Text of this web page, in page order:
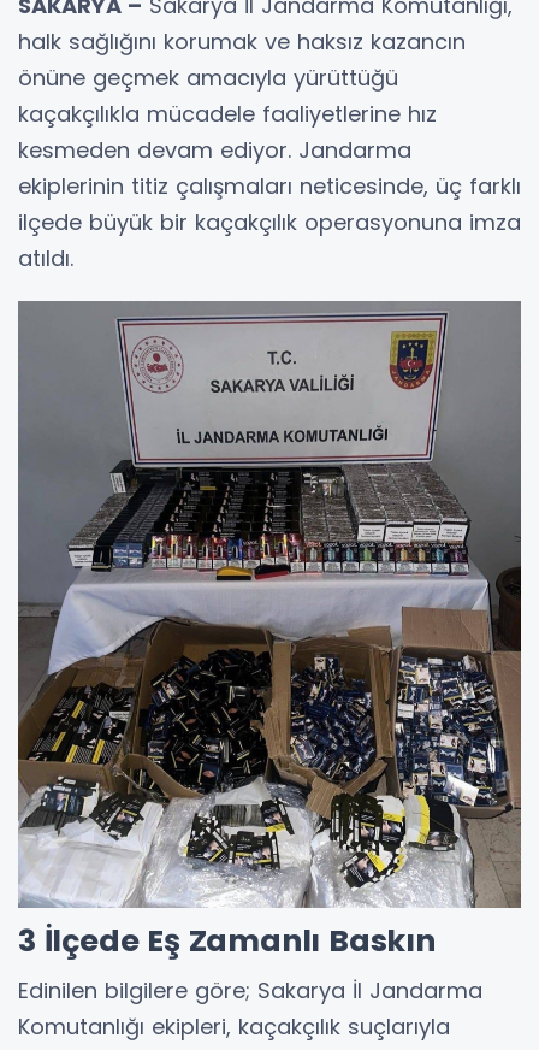
halk sağlığını korumak ve haksız kazancın
önüne geçmek amacıyla yürüttüğü
kaçakçılıkla mücadele faaliyetlerine hız
kesmeden devam ediyor. Jandarma
ekiplerinin titiz çalışmaları neticesinde, üç farklı
ilçede büyük bir kaçakçılık operasyonuna imza
atıldı.
3 İlçede Eş Zamanlı Baskın
Edinilen bilgilere göre; Sakarya İl Jandarma
Komutanlığı ekipleri, kaçakçılık suçlarıyla